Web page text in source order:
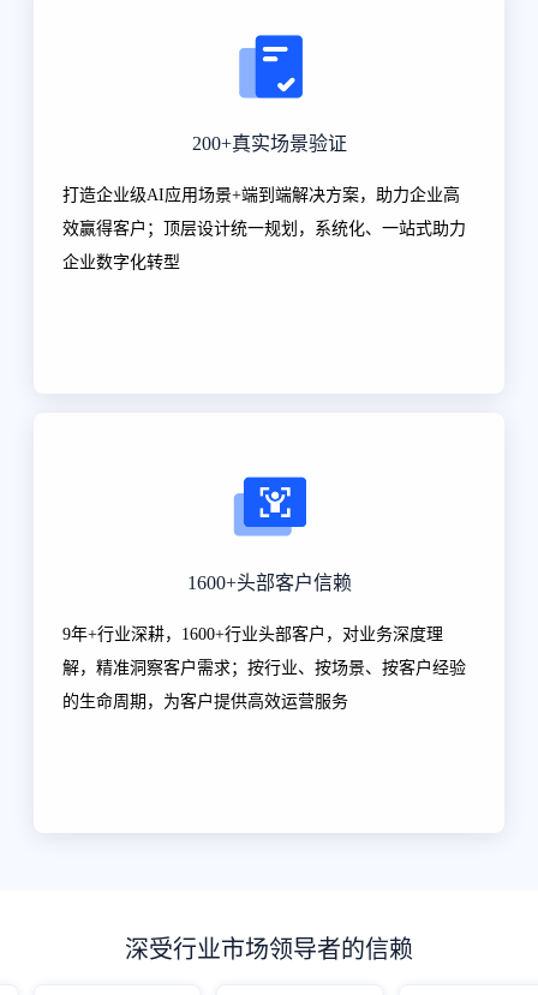
200+真实场景验证
打造企业级AI应用场景+端到端解决方案，助力企业高
效赢得客户；顶层设计统一规划，系统化、一站式助力
企业数字化转型
1600+头部客户信赖
9年+行业深耕，1600+行业头部客户，对业务深度理
解，精准洞察客户需求；按行业、按场景、按客户经验
的生命周期，为客户提供高效运营服务
深受行业市场领导者的信赖